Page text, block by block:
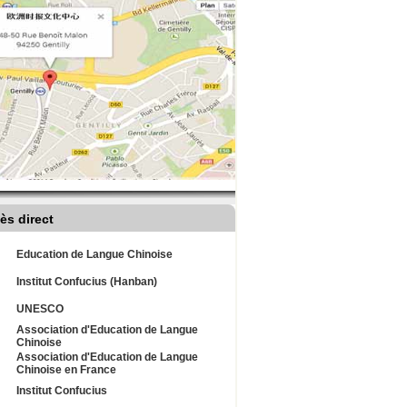
direct
Education de Langue Chinoise
Institut Confucius (Hanban)
UNESCO
Association d'Education de Langue
Chinoise
Association d'Education de Langue
Chinoise en France
Institut Confucius